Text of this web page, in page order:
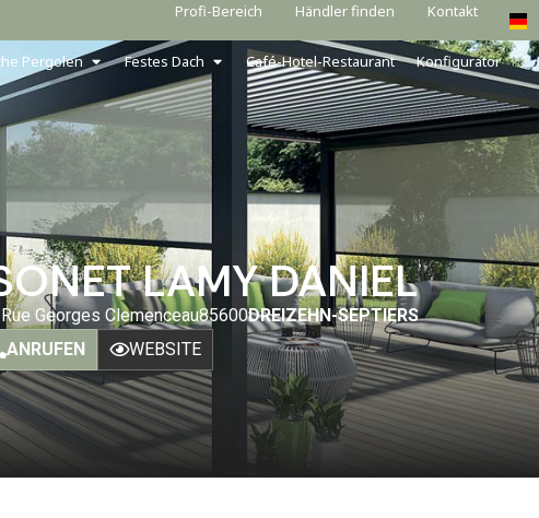
Profi-Bereich Händler finden Kontakt
Pergolen Festes Dach Café-Hotel-Restaurant Konfigurator
LAMY DANIEL
Georges Clemenceau85600DREIZEHN-SEPTIERS
ANRUFEN
WEBSITE